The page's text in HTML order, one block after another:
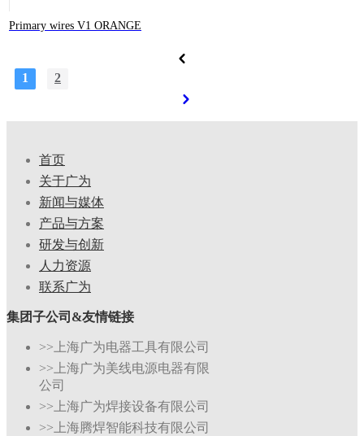
Primary wires V1 ORANGE
1 2
首页
关于广为
新闻与媒体
产品与方案
研发与创新
人力资源
联系广为
集团子公司&友情链接
>>上海广为电器工具有限公司
>>上海广为美线电源电器有限
公司
>>上海广为焊接设备有限公司
>>上海腾焊智能科技有限公司